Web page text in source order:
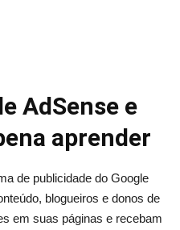
AdSense e
aprender
de publicidade do Google
blogueiros e donos de
em suas páginas e recebam